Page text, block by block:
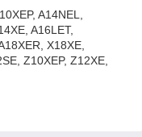
A14NEL,
A16LET,
X18XE,
Z10XEP, Z12XE,